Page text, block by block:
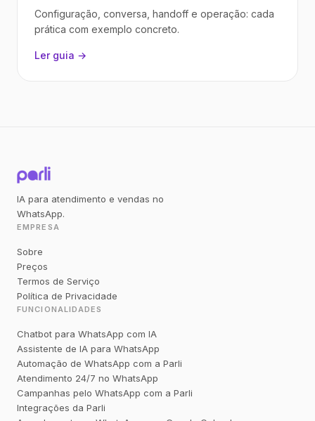
Configuração, conversa, handoff e operação: cada
prática com exemplo concreto.
Ler guia →
IA para atendimento e vendas no
WhatsApp.
EMPRESA
Sobre
Preços
Termos de Serviço
Política de Privacidade
FUNCIONALIDADES
Chatbot para WhatsApp com IA
Assistente de IA para WhatsApp
Automação de WhatsApp com a Parli
Atendimento 24/7 no WhatsApp
Campanhas pelo WhatsApp com a Parli
Integrações da Parli